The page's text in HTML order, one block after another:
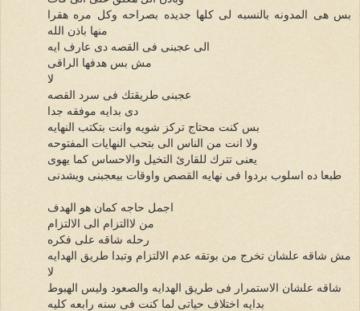
بس هى المدونه بالنسبه لى كلها جديده بصراحه وكل مره هقرا
منها باذن الله
الى عجبنى فى القصه دى عارف ايه
مش بس هدفها الراقى
لا
عجبنى طريقتك فى سرد القصه
دى بدايه موفقه جدا
بس كنت محتاج تركز شويه وانت بتكتب النهايه
ولا انت من الناس الى بتحب النهايات المفتوحه
يعنى تترك للقارئ التخيل والاحساس كما يهوى
طبعا ده اسلوب بردوا فى نهايه القصص واوقات بيعجبنى ويشدنى
اجمل حاجه كمان هو الهدف
من لاالتزام الى الالتزام
رحله شاقه على فكره
مش شاقه علشان تخرج من بوتقه عدم الالتزام وتبدا طريق الهدايه
لا
شاقه علشان الاستمرار فى طريق الهدايه والصعود وليس الهبوط
بدايه اختلاف حياتى لما كنت فى سنه رابعه كليه